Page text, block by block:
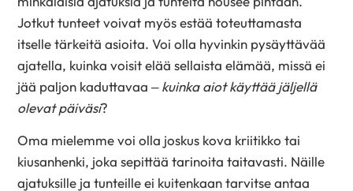
Jotkut tunteet voivat myös estää toteuttamasta
itselle tärkeitä asioita. Voi olla hyvinkin pysäyttävää
ajatella, kuinka voisit elää sellaista elämää, missä ei
jää paljon kaduttavaa –kuinka aiot käyttää jäljellä
olevat päiväsi?
Oma mielemme voi olla joskus kova kriitikko tai
kiusanhenki, joka sepittää tarinoita taitavasti. Näille
ajatuksille ja tunteille ei kuitenkaan tarvitse antaa